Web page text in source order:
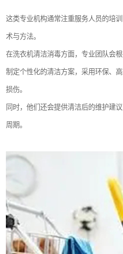
这类专业机构通常注重服务人员的培
术与方法。
在洗衣机清洁消毒方面，专业团队会
制定个性化的清洁方案，采用环保、
损伤。
同时，他们还会提供清洁后的维护建
周期。